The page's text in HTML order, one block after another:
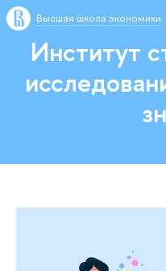
Высшая школа экономики
Институт